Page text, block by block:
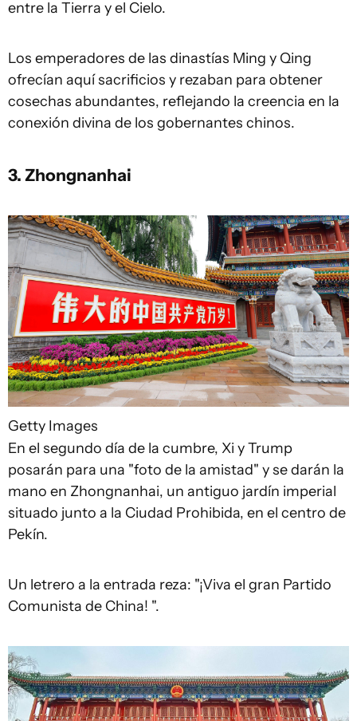
entre la Tierra y el Cielo.
Los emperadores de las dinastías Ming y Qing
ofrecían aquí sacrificios y rezaban para obtener
cosechas abundantes, reflejando la creencia en la
conexión divina de los gobernantes chinos.
3. Zhongnanhai
Getty Images
En el segundo día de la cumbre, Xi y Trump
posarán para una "foto de la amistad" y se darán la
mano en Zhongnanhai, un antiguo jardín imperial
situado junto a la Ciudad Prohibida, en el centro de
Pekín.
Un letrero a la entrada reza: "¡Viva el gran Partido
Comunista de China! ".